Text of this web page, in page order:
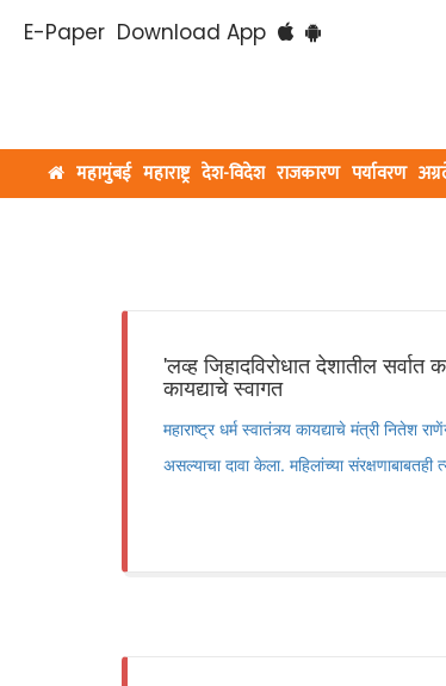
E-Paper Download App
महामुंबई महाराष्ट्र देश-विदेश राजकारण पर्यावरण
'लव्ह जिहादविरोधात देशातील
कायद्याचे स्वागत
महाराष्ट्र धर्म स्वातंत्र्य कायद्याचे मंत्री नितेश
असल्याचा दावा केला. महिलांच्या संरक्षणाबाबतही